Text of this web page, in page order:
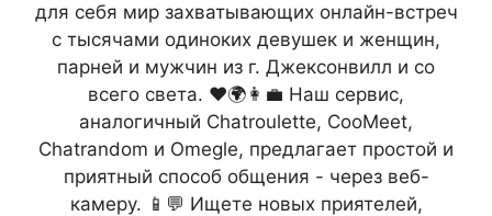
для себя мир захватывающих онлайн-встреч
с тысячами одиноких девушек и женщин,
парней и мужчин из г. Джексонвилл и со
всего света. ❤️🌍👩‍💼 Наш сервис,
аналогичный Chatroulette, CooMeet,
Chatrandom и Omegle, предлагает простой и
приятный способ общения - через веб-
камеру. 📱💬 Ищете новых приятелей,